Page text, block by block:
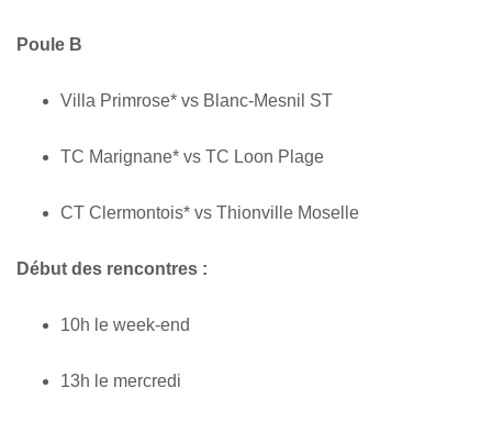
Poule B
Villa Primrose* vs Blanc-Mesnil ST
TC Marignane* vs TC Loon Plage
CT Clermontois* vs Thionville Moselle
Début des rencontres :
10h le week-end
13h le mercredi